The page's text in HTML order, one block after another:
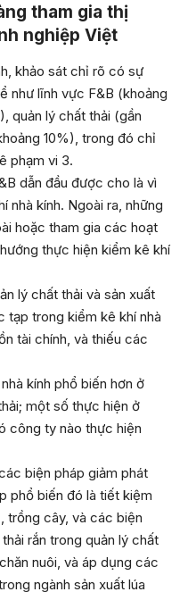
tham gia thị
nghiệp Việt
khảo sát chỉ rõ có sự
như lĩnh vực F&B (khoảng
quản lý chất thải (gần
10%), trong đó chỉ
phạm vi 3.
dẫn đầu được cho là vì
nhà kính. Ngoài ra, những
hoặc tham gia các hoạt
thực hiện kiểm kê khí
lý chất thải và sản xuất
tạp trong kiểm kê khí nhà
tài chính, và thiếu các
kính phổ biến hơn ở
một số thực hiện ở
công ty nào thực hiện
biện pháp giảm phát
phổ biến đó là tiết kiệm
trồng cây, và các biện
rắn trong quản lý chất
nuôi, và áp dụng các
ngành sản xuất lúa